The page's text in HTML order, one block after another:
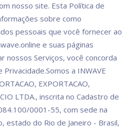
nosso site. Esta Política de
sobre como
pessoais que você fornecer ao
e suas páginas
nossos Serviços, você concorda
a INWAVE
EXPORTACAO,
LTDA., inscrita no Cadastro de
0001-55, com sede na
estado do Rio de Janeiro - Brasil,